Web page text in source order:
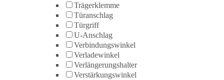
Trägerklemme
Türanschlag
Türgriff
U-Anschlag
Verbindungswinkel
Verladewinkel
Verlängerungshalter
Verstärkungswinkel